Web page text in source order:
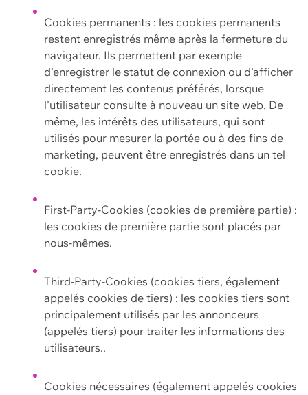
Cookies permanents : les cookies permanents
restent enregistrés même après la fermeture du
navigateur. Ils permettent par exemple
d'enregistrer le statut de connexion ou d'afficher
directement les contenus préférés, lorsque
l'utilisateur consulte à nouveau un site web. De
même, les intérêts des utilisateurs, qui sont
utilisés pour mesurer la portée ou à des fins de
marketing, peuvent être enregistrés dans un tel
cookie.
First-Party-Cookies (cookies de première partie) :
les cookies de première partie sont placés par
nous-mêmes.
Third-Party-Cookies (cookies tiers, également
appelés cookies de tiers) : les cookies tiers sont
principalement utilisés par les annonceurs
(appelés tiers) pour traiter les informations des
utilisateurs..
Cookies nécessaires (également appelés cookies